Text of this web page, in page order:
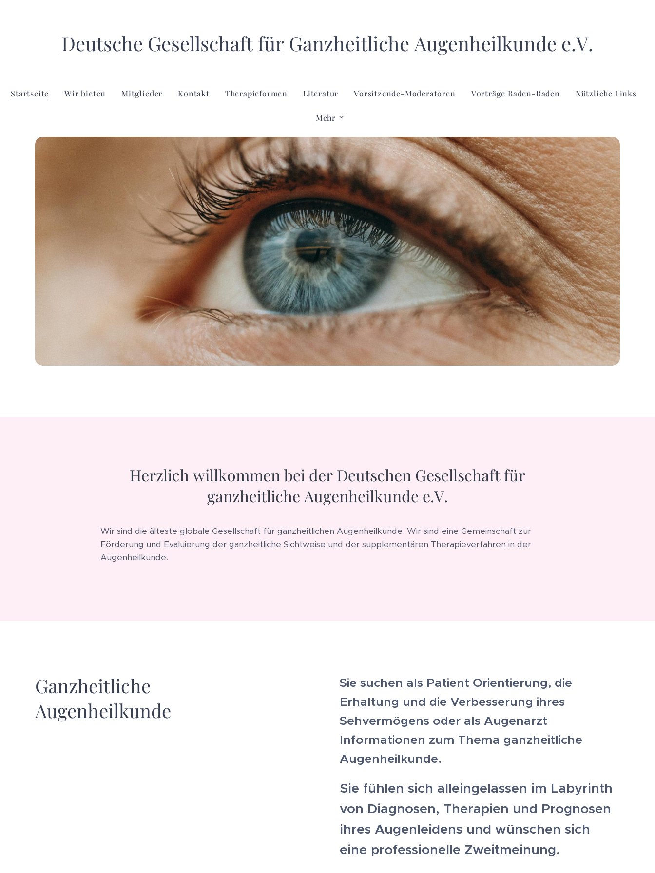
Deutsche Gesellschaft für Ganzheitliche Augenheilkunde e.V.
Startseite Wir bieten Mitglieder Kontakt Therapieformen Literatur Vorsitzende-Moderatoren Vorträge Baden-Baden Nützliche Links
Mehr
Herzlich willkommen bei der Deutschen Gesellschaft für
ganzheitliche Augenheilkunde e.V.
Wir sind die älteste globale Gesellschaft für ganzheitlichen Augenheilkunde. Wir sind eine Gemeinschaft zur
Förderung und Evaluierung der ganzheitliche Sichtweise und der supplementären Therapieverfahren in der
Augenheilkunde.
Ganzheitliche
Augenheilkunde
Sie suchen als Patient Orientierung, die
Erhaltung und die Verbesserung ihres
Sehvermögens oder als Augenarzt
Informationen zum Thema ganzheitliche
Augenheilkunde.
Sie fühlen sich alleingelassen im Labyrinth
von Diagnosen, Therapien und Prognosen
ihres Augenleidens und wünschen sich
eine professionelle Zweitmeinung.